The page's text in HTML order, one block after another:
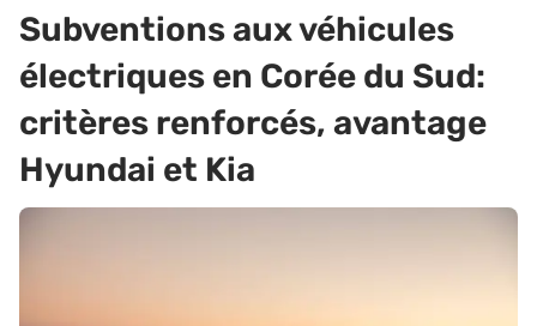
Subventions aux véhicules
électriques en Corée du Sud:
critères renforcés, avantage
Hyundai et Kia